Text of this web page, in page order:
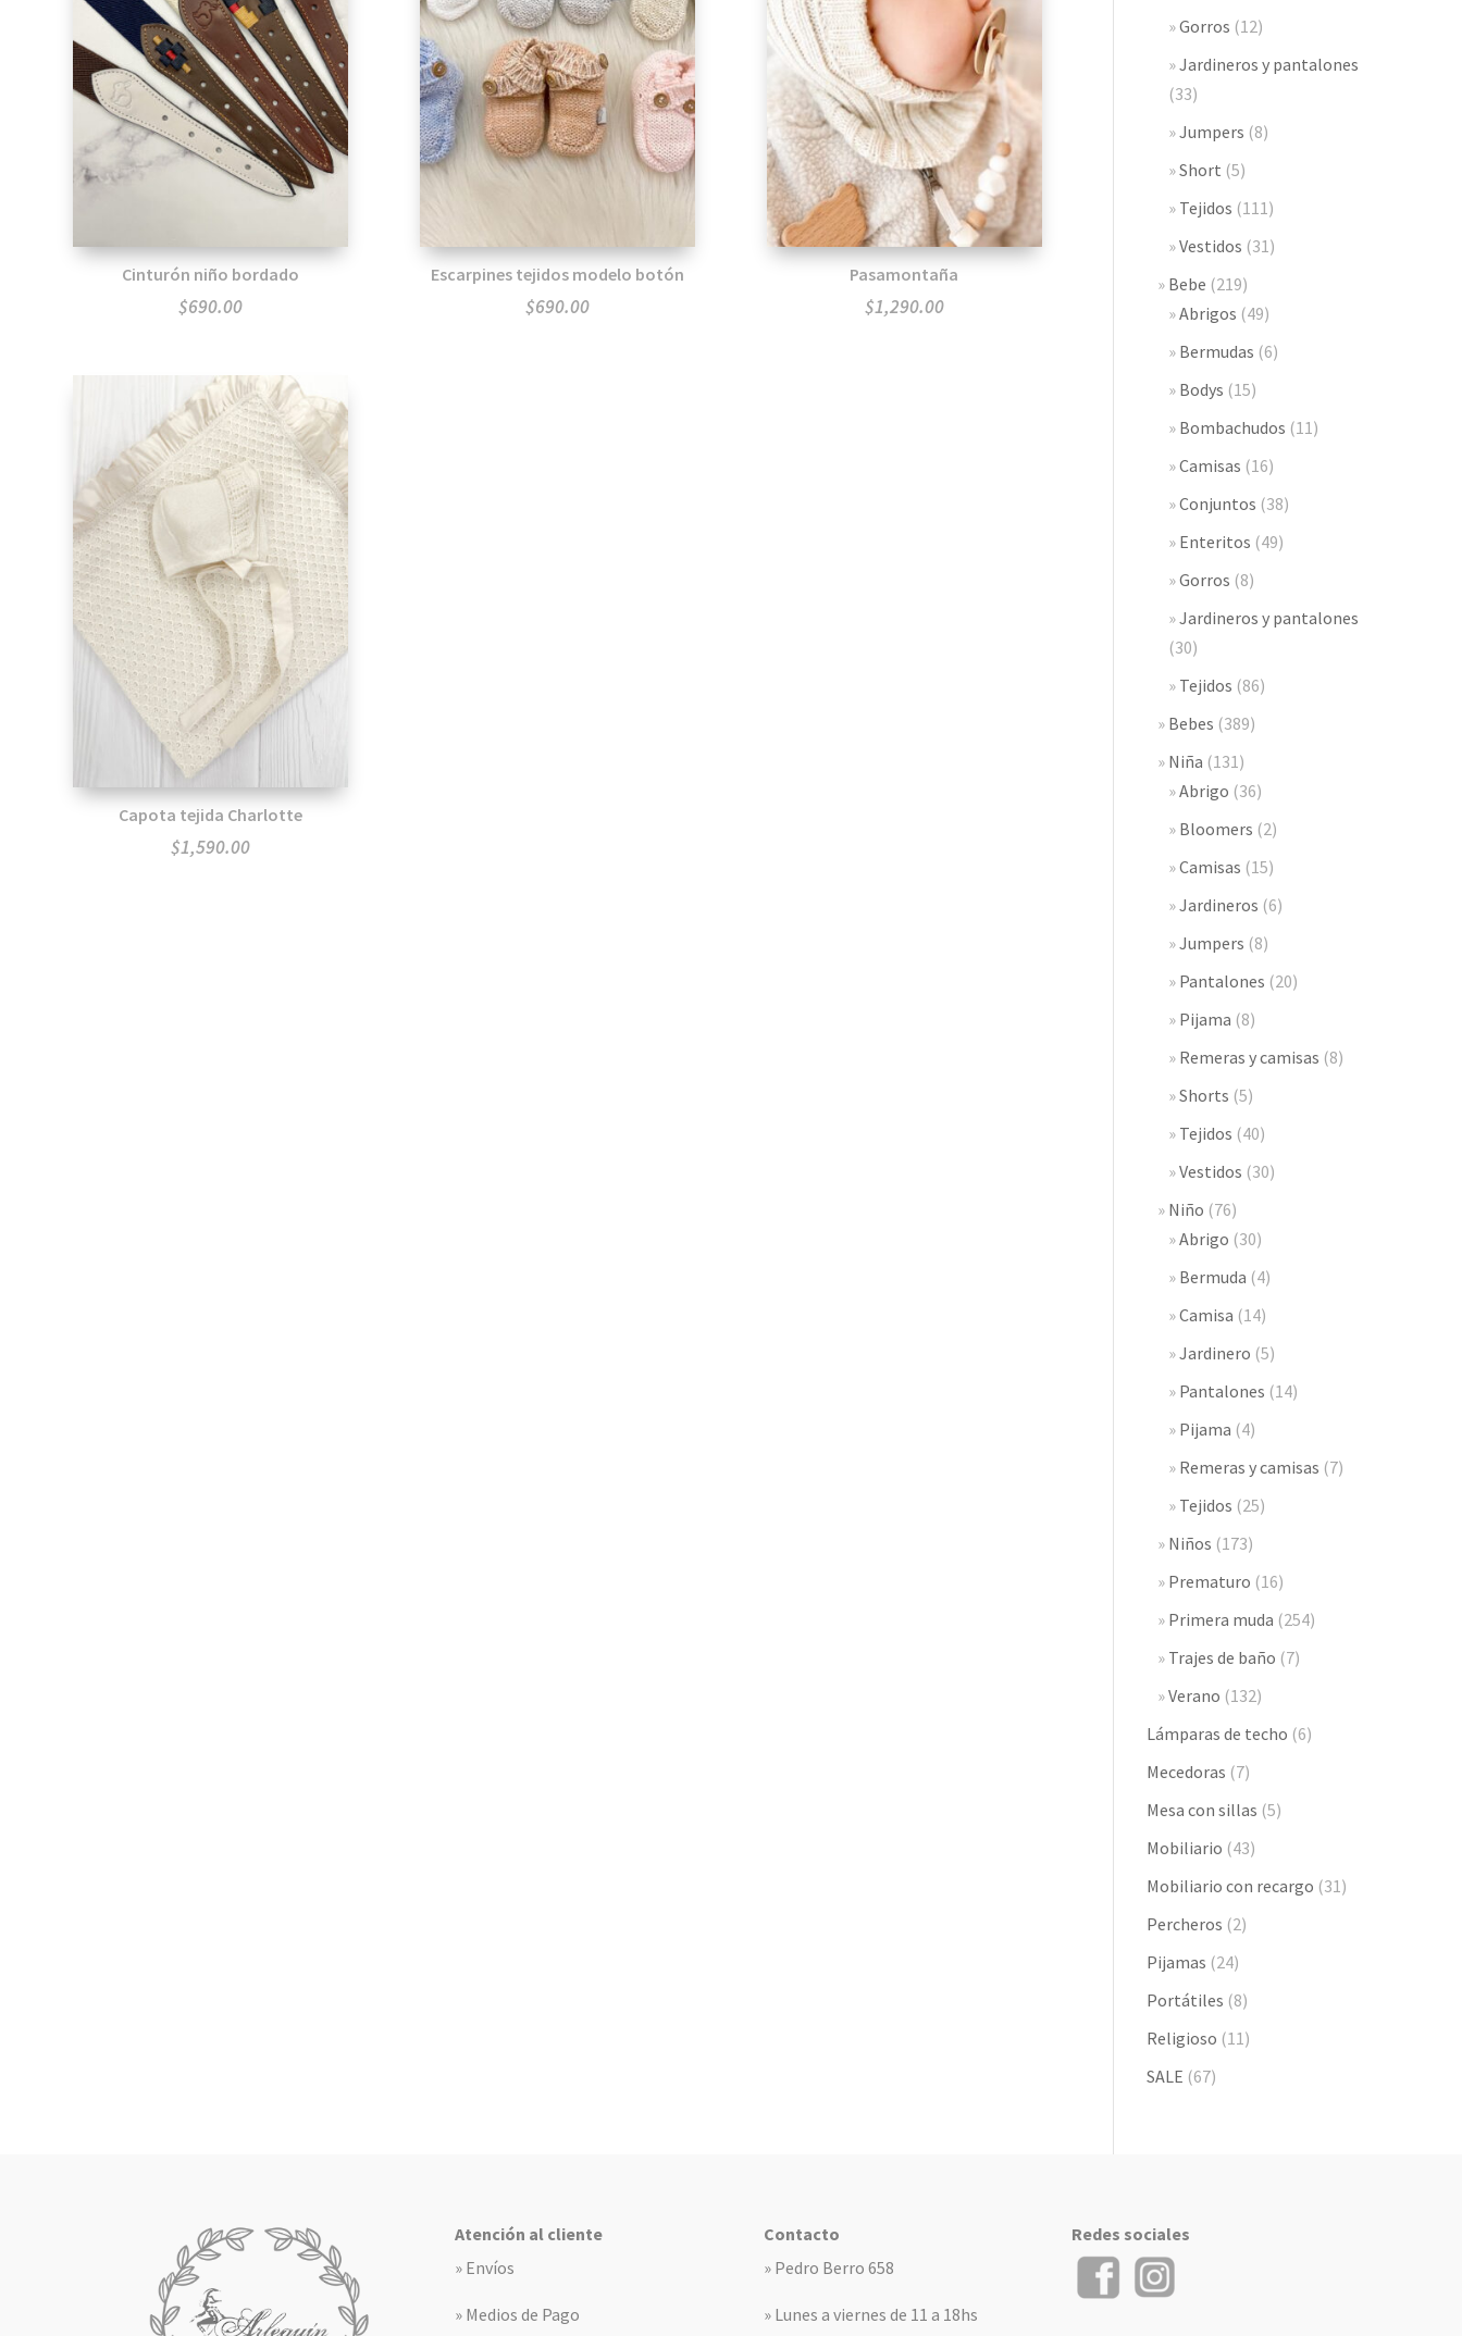
Cinturón niño bordado
$690.00
Escarpines tejidos modelo botón
$690.00
Pasamontaña
$1,290.00
Capota tejida Charlotte
$1,590.00
Gorros (12)
Jardineros y pantalones
(33)
Jumpers (8)
Short (5)
Tejidos (111)
Vestidos (31)
Bebe (219)
Abrigos (49)
Bermudas (6)
Bodys (15)
Bombachudos (11)
Camisas (16)
Conjuntos (38)
Enteritos (49)
Gorros (8)
Jardineros y pantalones
(30)
Tejidos (86)
Bebes (389)
Niña (131)
Abrigo (36)
Bloomers (2)
Camisas (15)
Jardineros (6)
Jumpers (8)
Pantalones (20)
Pijama (8)
Remeras y camisas (8)
Shorts (5)
Tejidos (40)
Vestidos (30)
Niño (76)
Abrigo (30)
Bermuda (4)
Camisa (14)
Jardinero (5)
Pantalones (14)
Pijama (4)
Remeras y camisas (7)
Tejidos (25)
Niños (173)
Prematuro (16)
Primera muda (254)
Trajes de baño (7)
Verano (132)
Lámparas de techo (6)
Mecedoras (7)
Mesa con sillas (5)
Mobiliario (43)
Mobiliario con recargo (31)
Percheros (2)
Pijamas (24)
Portátiles (8)
Religioso (11)
SALE (67)
Atención al cliente
» Envíos
» Medios de Pago
Contacto
» Pedro Berro 658
» Lunes a viernes de 11 a 18hs
Redes sociales